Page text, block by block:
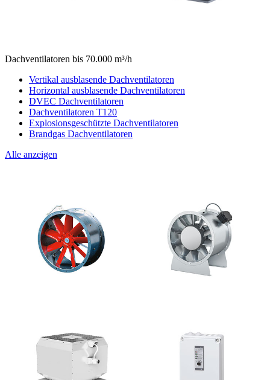
Dachventilatoren bis 70.000 m³/h
Vertikal ausblasende Dachventilatoren
Horizontal ausblasende Dachventilatoren
DVEC Dachventilatoren
Dachventilatoren T120
Explosionsgeschützte Dachventilatoren
Brandgas Dachventilatoren
Alle anzeigen